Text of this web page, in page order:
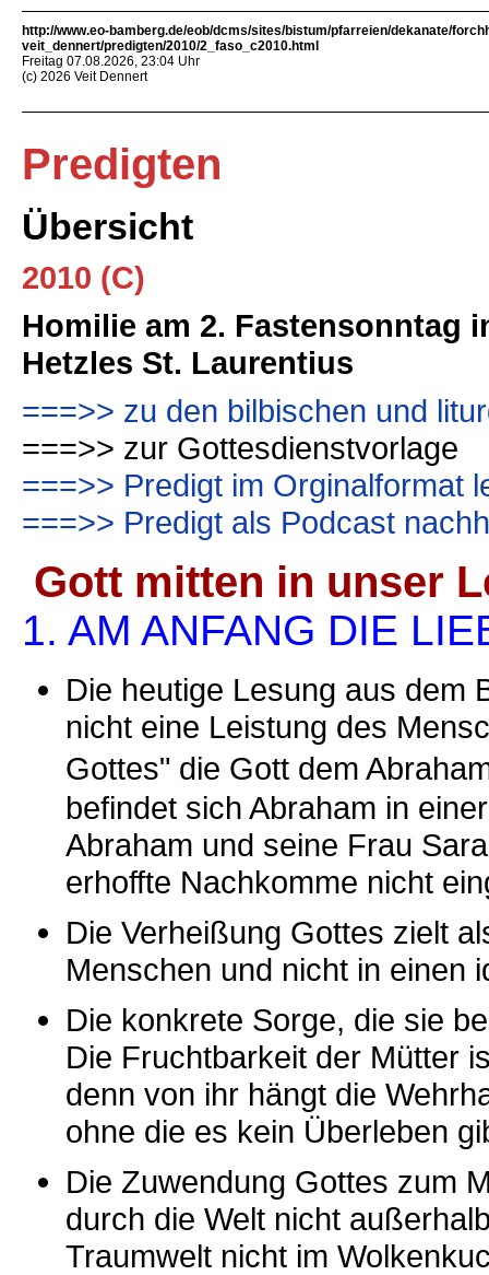
http://www.eo-bamberg.de/eob/dcms/sites/bistum/pfarreien/dekanate/
veit_dennert/predigten/2010/2_faso_c2010.html
Freitag 07.08.2026, 23:04 Uhr
(c) 2026 Veit Dennert
Predigten
Übersicht
2010 (C)
Homilie am 2. Fastensonntag
Hetzles St. Laurentius
===>> zu den bilbischen und
===>> zur Gottesdienstvorlage
===>> Predigt im Orginalformat
===>> Predigt als Podcast
Gott mitten in unser
1. AM ANFANG DIE
Die heutige Lesung aus dem
nicht eine Leistung des
Gottes" die Gott dem
befindet sich Abraham in
Abraham und seine Frau
erhoffte Nachkomme nicht
Die Verheißung Gottes zielt
Menschen und nicht in einen
Die konkrete Sorge, die sie
Die Fruchtbarkeit der Mütter
denn von ihr hängt die
ohne die es kein Überleben
Die Zuwendung Gottes zum
durch die Welt nicht
Traumwelt nicht im